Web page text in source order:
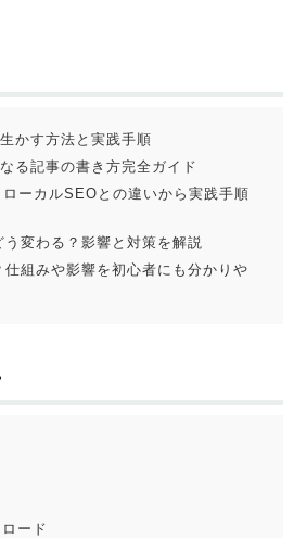
かす方法と実践手順
る記事の書き方完全ガイド
ーカルSEOとの違いから実践手順
変わる？影響と対策を解説
組みや影響を初心者にも分かりや
ード